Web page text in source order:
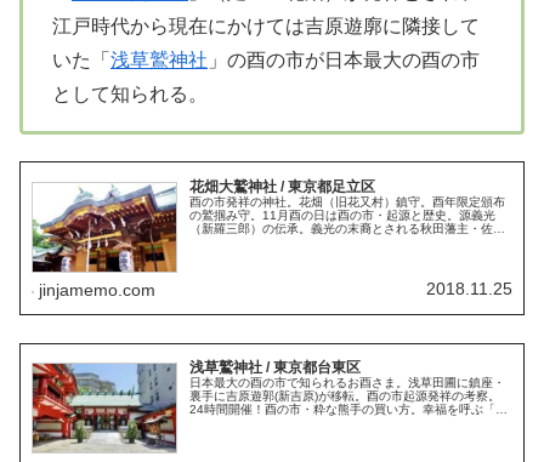
江戸時代から現在にかけては吉原遊廓に隣接して
いた「 浅草鷲神社 」の酉の市が日本最大の酉の市
として知られる。
花畑大鷲神社 / 東京都足立区
酉の市発祥の神社。花畑（旧花又村）鎮守。酉年限定頒布
の鷲掴み守。11月酉の日は酉の市・起源と歴史。源義光
（新羅三郎）の伝承。義光の末裔とされる秋田藩主・佐竹
jinjamemo.com 2018.11.25
浅草鷲神社 / 東京都台東区
日本最大の酉の市で知られるお酉さま。浅草田圃に鎮座・
裏手に吉原遊郭(新吉原)が移転。酉の市起源発祥の考察。
24時間開催！酉の市・粋な熊手の買い方。幸福を呼ぶ「な